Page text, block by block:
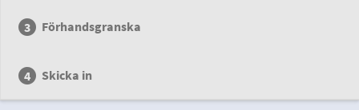
Förhandsgranska
Skicka in